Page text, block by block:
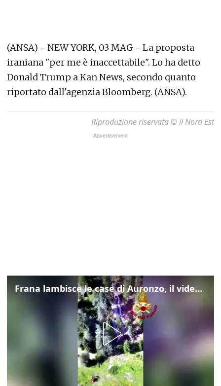
(ANSA) - NEW YORK, 03 MAG - La proposta
iraniana "per me è inaccettabile". Lo ha detto
Donald Trump a Kan News, secondo quanto
riportato dall'agenzia Bloomberg. (ANSA).
Riproduzione riservata © il Nord Est
Frana lambisce le case di Auronzo, il video dall'elicottero dei vigili del fuoco